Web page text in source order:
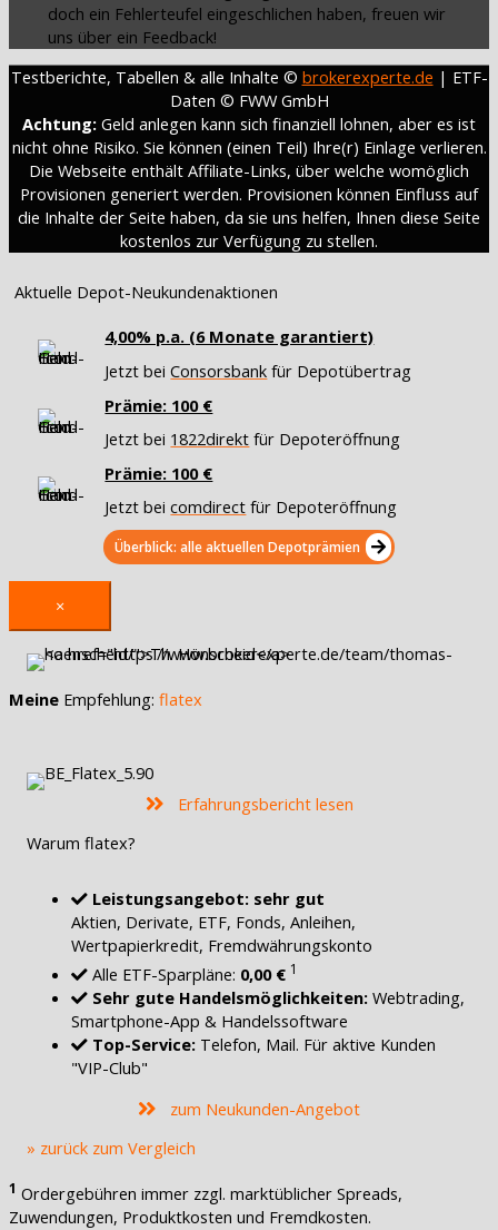
doch ein Fehlerteufel eingeschlichen haben, freuen wir
uns über ein Feedback!
Testberichte, Tabellen & alle Inhalte © brokerexperte.de | ETF-
Daten © FWW GmbH
Achtung: Geld anlegen kann sich finanziell lohnen, aber es ist
nicht ohne Risiko. Sie können (einen Teil) Ihre(r) Einlage verlieren.
Die Webseite enthält Affiliate-Links, über welche womöglich
Provisionen generiert werden. Provisionen können Einfluss auf
die Inhalte der Seite haben, da sie uns helfen, Ihnen diese Seite
kostenlos zur Verfügung zu stellen.
Aktuelle Depot-Neukundenaktionen
4,00% p.a. (6 Monate garantiert)
Jetzt beiConsorsbank für Depotübertrag
Prämie: 100 €
Jetzt bei 1822direkt für Depoteröffnung
Prämie: 100 €
Jetzt beicomdirect für Depoteröffnung
Überblick: alle aktuellen Depotprämien
×
Meine Empfehlung: flatex
Erfahrungsbericht lesen
Warum flatex?
Leistungsangebot: sehr gut
Aktien, Derivate, ETF, Fonds, Anleihen,
Wertpapierkredit, Fremdwährungskonto
Alle ETF-Sparpläne: 0,00 € 1
Sehr gute Handelsmöglichkeiten: Webtrading,
Smartphone-App & Handelssoftware
Top-Service: Telefon, Mail. Für aktive Kunden
"VIP-Club"
zum Neukunden-Angebot
» zurück zum Vergleich
1 Ordergebühren immer zzgl. marktüblicher Spreads,
Zuwendungen, Produktkosten und Fremdkosten.